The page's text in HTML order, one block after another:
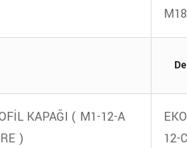
KAPAĞI ( M1-12-A
)
12-